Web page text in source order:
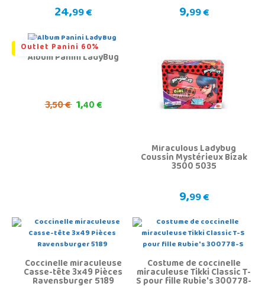
24,99 € 9,99 €
Outlet Panini 60%
Album Panini LadyBug
3,50 € 1,40 €
Miraculous Ladybug
Coussin Mystérieux Bizak
3500 5035
9,99 €
Coccinelle miraculeuse
Casse-tête 3x49 Pièces
Ravensburger 5189
Costume de coccinelle
miraculeuse Tikki Classic T-
S pour fille Rubie's 300778-